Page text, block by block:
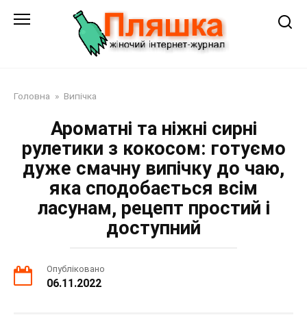
Головна » Випічка
Ароматні та ніжні сирні
рулетики з кокосом: готуємо
дуже смачну випічку до чаю,
яка сподобається всім
ласунам, рецепт простий і
доступний
Опубліковано
06.11.2022